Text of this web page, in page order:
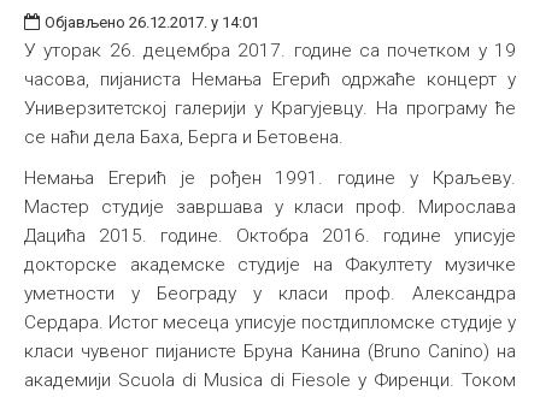
Објављено 26.12.2017. у 14:01
У уторак 26. децембра 2017. године са почетком у 19
часова, пијаниста Немања Егерић одржаће концерт у
Универзитетској галерији у Крагујевцу. На програму ће
се наћи дела Баха, Берга и Бетовена.
Немања Егерић је рођен 1991. године у Краљеву.
Мастер студије завршава у класи проф. Мирослава
Дацића 2015. године. Октобра 2016. године уписује
докторске академске студије на Факултету музичке
уметности у Београду у класи проф. Александра
Сердара. Истог месеца уписује постдипломске студије у
класи чувеног пијанисте Бруна Канина (Bruno Canino) на
академији Scuola di Musica di Fiesole у Фиренци. Током